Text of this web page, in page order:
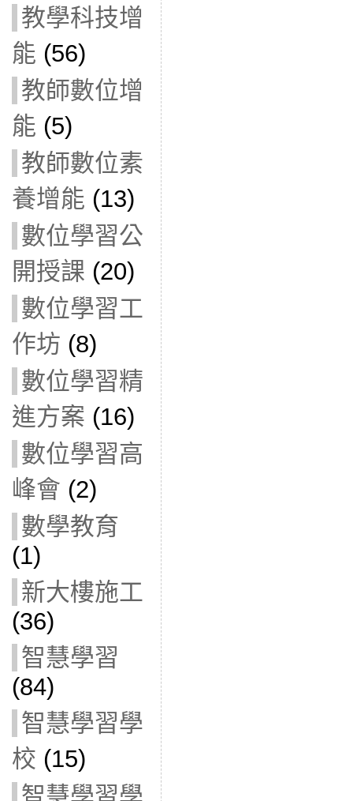
教學科技增
能 (56)
教師數位增
能 (5)
教師數位素
養增能 (13)
數位學習公
開授課 (20)
數位學習工
作坊 (8)
數位學習精
進方案 (16)
數位學習高
峰會 (2)
數學教育
(1)
新大樓施工
(36)
智慧學習
(84)
智慧學習學
校 (15)